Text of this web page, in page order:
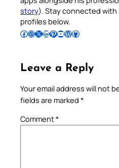
story). Stay connected with
profiles below.
Follow Pradeep on Facebook Follow Pradeep on InstagramFollow Pradeep on X Follow Pradeep on LinkedIn Follow Pradeep on Pinterest Subscribe to Pradeep’s Youtube Channel Follow Pradeep on WordPress Follow Pradeep on GitHub
Leave a Reply
Your email address will not
fields are marked *
Comment*